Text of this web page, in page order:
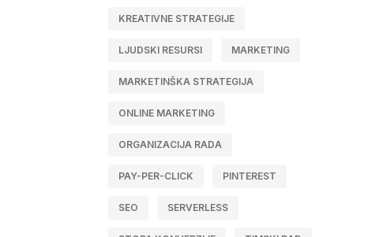
KREATIVNE STRATEGIJE
LJUDSKI RESURSI MARKETING
MARKETINŠKA STRATEGIJA
ONLINE MARKETING
ORGANIZACIJA RADA
PAY-PER-CLICK PINTEREST
SEO SERVERLESS